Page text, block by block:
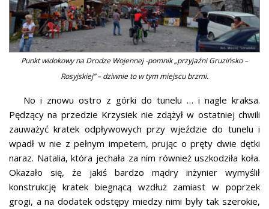
Punkt widokowy na Drodze Wojennej -pomnik „przyjaźni Gruzińsko –
Rosyjskiej” – dziwnie to w tym miejscu brzmi.
No i znowu ostro z górki do tunelu … i nagle kraksa.
Pędzący na przedzie Krzysiek nie zdążył w ostatniej chwili
zauważyć kratek odpływowych przy wjeździe do tunelu i
wpadł w nie z pełnym impetem, prując o pręty dwie dętki
naraz. Natalia, która jechała za nim również uszkodziła koła.
Okazało się, że jakiś bardzo mądry inżynier wymyślił
konstrukcję kratek biegnącą wzdłuż zamiast w poprzek
grogi, a na dodatek odstępy miedzy nimi były tak szerokie,